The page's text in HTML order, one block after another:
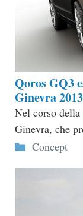
Qoros GQ3
Ginevra 2013
Nel corso
Ginevra, che
Categorie
Concept